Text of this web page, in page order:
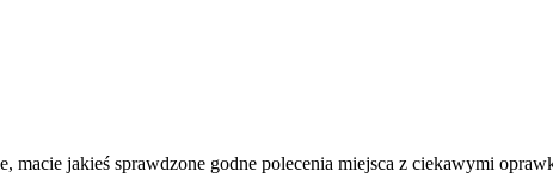
jakieś sprawdzone godne polecenia miejsca z ciekawymi